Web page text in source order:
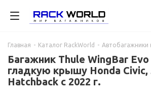
Главная - Каталог RackWorld - Автобагажники
Багажник Thule WingBar Evo
гладкую крышу Honda Civic,
Hatchback с 2022 г.